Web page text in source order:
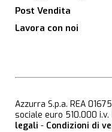
Post Vendita
Lavora con noi
Azzurra S.p.a. REA
sociale euro 510.000 i.v.
legali - Condizioni di